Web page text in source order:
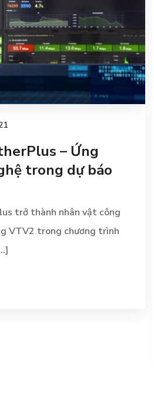
– Ứng
trong dự báo
trở thành nhân vật công
VTV2 trong chương trình